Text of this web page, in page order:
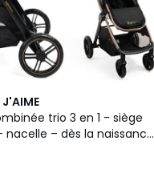
J'AIME
trio 3 en 1 - siège
nacelle – dès la naissance